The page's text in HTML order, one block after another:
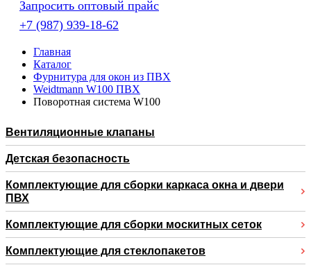
Запросить оптовый прайс
+7 (987) 939-18-62
Главная
Каталог
Фурнитура для окон из ПВХ
Weidtmann W100 ПВХ
Поворотная система W100
Вентиляционные клапаны
Детская безопасность
Комплектующие для сборки каркаса окна и двери
ПВХ
Комплектующие для сборки москитных сеток
Комплектующие для стеклопакетов